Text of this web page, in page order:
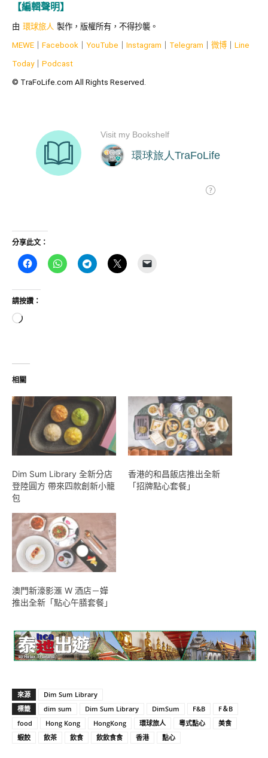
【編輯聲明】
由 環球旅人 製作，版權所有，不得抄襲。
MEWE Facebook YouTube Instagram Telegram 微博 Line
Today｜ Podcast
© TraFoLife.com All Rights Reserved.
分享此文：
請按讚：
正
入...
相關
Dim Sum Library 全新分店
登陸圓方 帶來四款創新小籠
包
香港的和昌飯店推出全新
「招牌點心套餐」
澳門新濠影滙 W 酒店－嬅
推出全新「點心午膳套餐」
來源
Dim Sum Library
標籤
dim sum Dim Sum Library DimSum F&B
F＆B
food
Hong Kong HongKong 環球旅人 粵式點心
美食
蝦餃
飲茶 飲食 飲飲食食 香港 點心